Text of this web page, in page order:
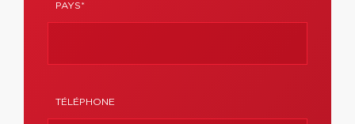
PAYS*
TÉLÉPHONE